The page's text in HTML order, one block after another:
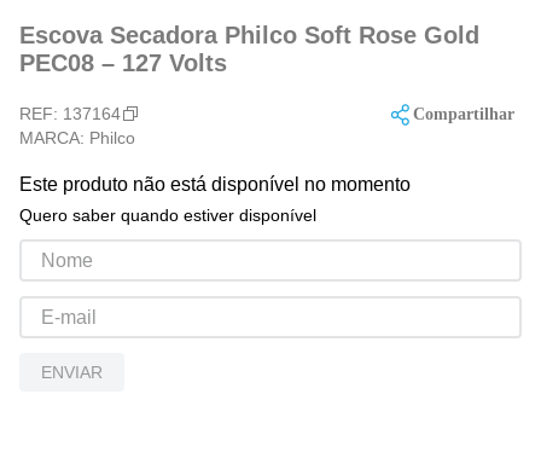
Escova Secadora Philco Soft Rose Gold
PEC08 – 127 Volts
REF: 137164
MARCA: Philco
Compartilhar
Este produto não está disponível no momento
Quero saber quando estiver disponível
ENVIAR